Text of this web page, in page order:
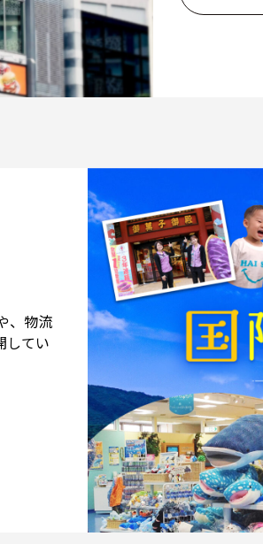
、物流
してい